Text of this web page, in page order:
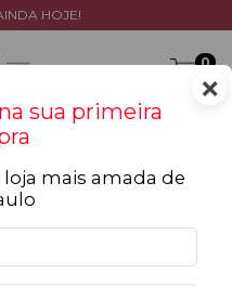
HOJE!
0
×
sua primeira
mais amada de